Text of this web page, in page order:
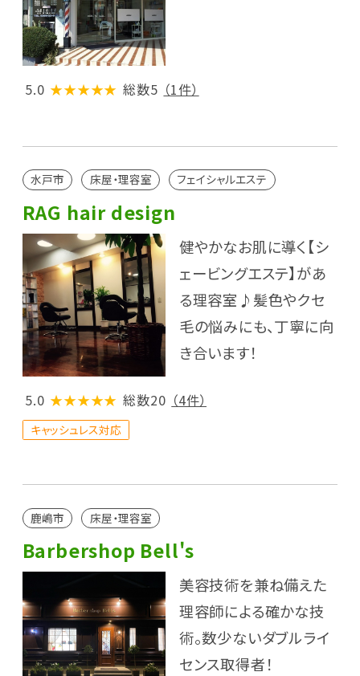
5.0 ★★★★★ 総数5 （1件）
水戸市 床屋・理容室 フェイシャルエステ
RAG hair design
健やかなお肌に導く【シ
ェービングエステ】があ
る理容室♪髪色やクセ
毛の悩みにも、丁寧に向
き合います！
5.0 ★★★★★ 総数20 （4件）
キャッシュレス対応
鹿嶋市 床屋・理容室
Barbershop Bell's
美容技術を兼ね備えた
理容師による確かな技
術。数少ないダブルライ
センス取得者！